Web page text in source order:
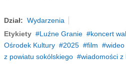
Dział: Wydarzenia
Etykiety
Luźne Granie koncert
Ośrodek Kultury
2025 film wideo
z powiatu sokólskiego
wiadomości z